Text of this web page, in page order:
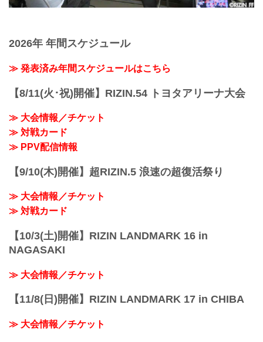
2026年 年間スケジュール
≫ 発表済み年間スケジュールはこちら
【8/11(火･祝)開催】RIZIN.54 トヨタアリーナ大会
≫ 大会情報／チケット
≫ 対戦カード
≫ PPV配信情報
【9/10(木)開催】超RIZIN.5 浪速の超復活祭り
≫ 大会情報／チケット
≫ 対戦カード
【10/3(土)開催】RIZIN LANDMARK 16 in
NAGASAKI
≫ 大会情報／チケット
【11/8(日)開催】RIZIN LANDMARK 17 in CHIBA
≫ 大会情報／チケット